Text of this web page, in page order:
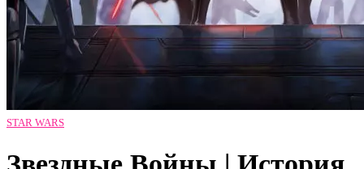
STAR WARS